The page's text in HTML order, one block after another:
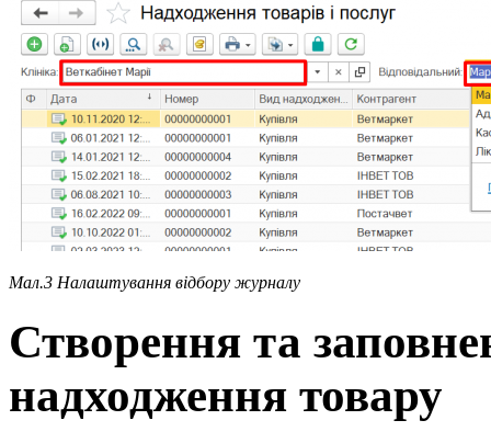
Мал.3 Налаштування відбору журналу
Створення та
надходження товару